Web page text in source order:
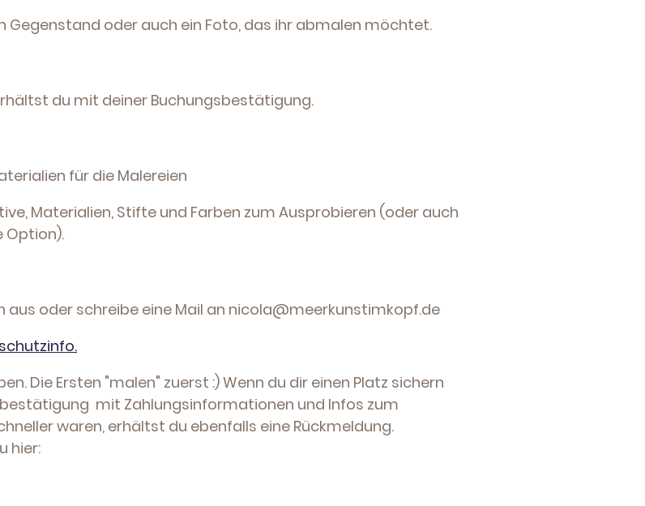
Gegenstand oder auch ein Foto, das ihr abmalen möchtet.
du mit deiner Buchungsbestätigung.
für die Malereien
Materialien, Stifte und Farben zum Ausprobieren (oder auch
Option).
oder schreibe eine Mail an nicola@meerkunstimkopf.de
.
Die Ersten "malen" zuerst :) Wenn du dir einen Platz sichern
mit Zahlungsinformationen und Infos zum
waren, erhältst du ebenfalls eine Rückmeldung.
hier: